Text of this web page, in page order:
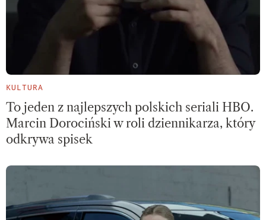
KULTURA
To jeden z najlepszych polskich seriali HBO.
Marcin Dorociński w roli dziennikarza, który
odkrywa spisek